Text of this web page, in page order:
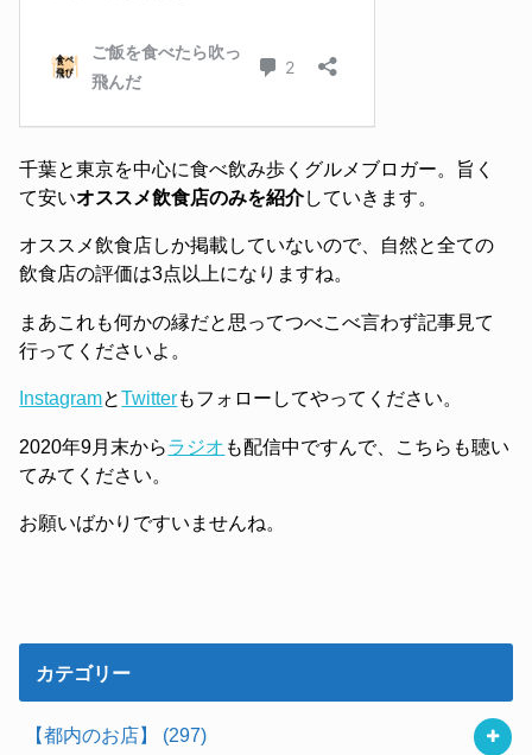
千葉と東京を中心に食べ飲み歩くグルメブロガー。旨く
て安いオススメ飲食店のみを紹介していきます。
オススメ飲食店しか掲載していないので、自然と全ての
飲食店の評価は3点以上になりますね。
まあこれも何かの縁だと思ってつべこべ言わず記事見て
行ってくださいよ。
InstagramとTwitterもフォローしてやってください。
2020年9月末からラジオ も配信中ですんで、こちらも聴い
てみてください。
お願いばかりですいませんね。
カテゴリー
【都内のお店】 (297)